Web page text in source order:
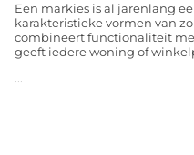
Een markies is al jarenlang
karakteristieke vormen van
combineert functionaliteit
geeft iedere woning of
...